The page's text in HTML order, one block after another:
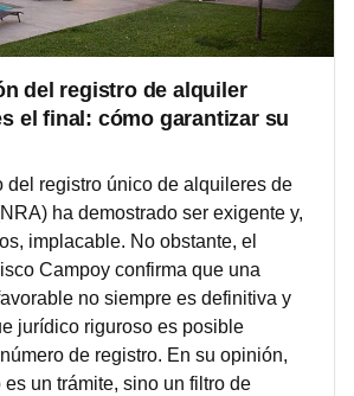
del registro de alquiler
el final: cómo garantizar su
del registro único de alquileres de
ha demostrado ser exigente y,
implacable. No obstante, el
Campoy confirma que una
no siempre es definitiva y
jurídico riguroso es posible
de registro. En su opinión,
un trámite, sino un filtro de